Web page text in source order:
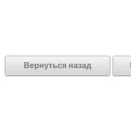
Вернуться назад